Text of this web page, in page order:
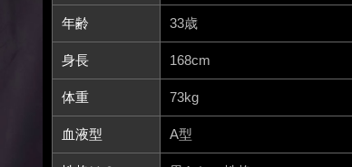
年齢 33歳
身長 168cm
体重 73kg
血液型 A型